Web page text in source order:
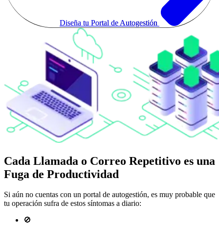
Diseña tu Portal de Autogestión
Cada Llamada o Correo Repetitivo es una
Fuga de Productividad
Si aún no cuentas con un portal de autogestión, es muy probable que
tu operación sufra de estos síntomas a diario:
🚫